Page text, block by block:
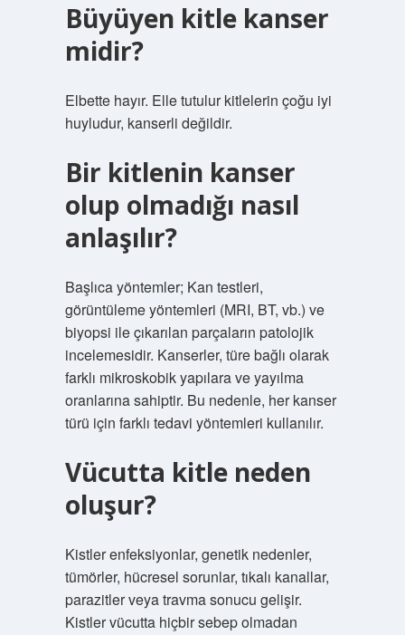
Büyüyen kitle kanser
midir?
Elbette hayır. Elle tutulur kitlelerin çoğu iyi
huyludur, kanserli değildir.
Bir kitlenin kanser
olup olmadığı nasıl
anlaşılır?
Başlıca yöntemler; Kan testleri,
görüntüleme yöntemleri (MRI, BT, vb.) ve
biyopsi ile çıkarılan parçaların patolojik
incelemesidir. Kanserler, türe bağlı olarak
farklı mikroskobik yapılara ve yayılma
oranlarına sahiptir. Bu nedenle, her kanser
türü için farklı tedavi yöntemleri kullanılır.
Vücutta kitle neden
oluşur?
Kistler enfeksiyonlar, genetik nedenler,
tümörler, hücresel sorunlar, tıkalı kanallar,
parazitler veya travma sonucu gelişir.
Kistler vücutta hiçbir sebep olmadan